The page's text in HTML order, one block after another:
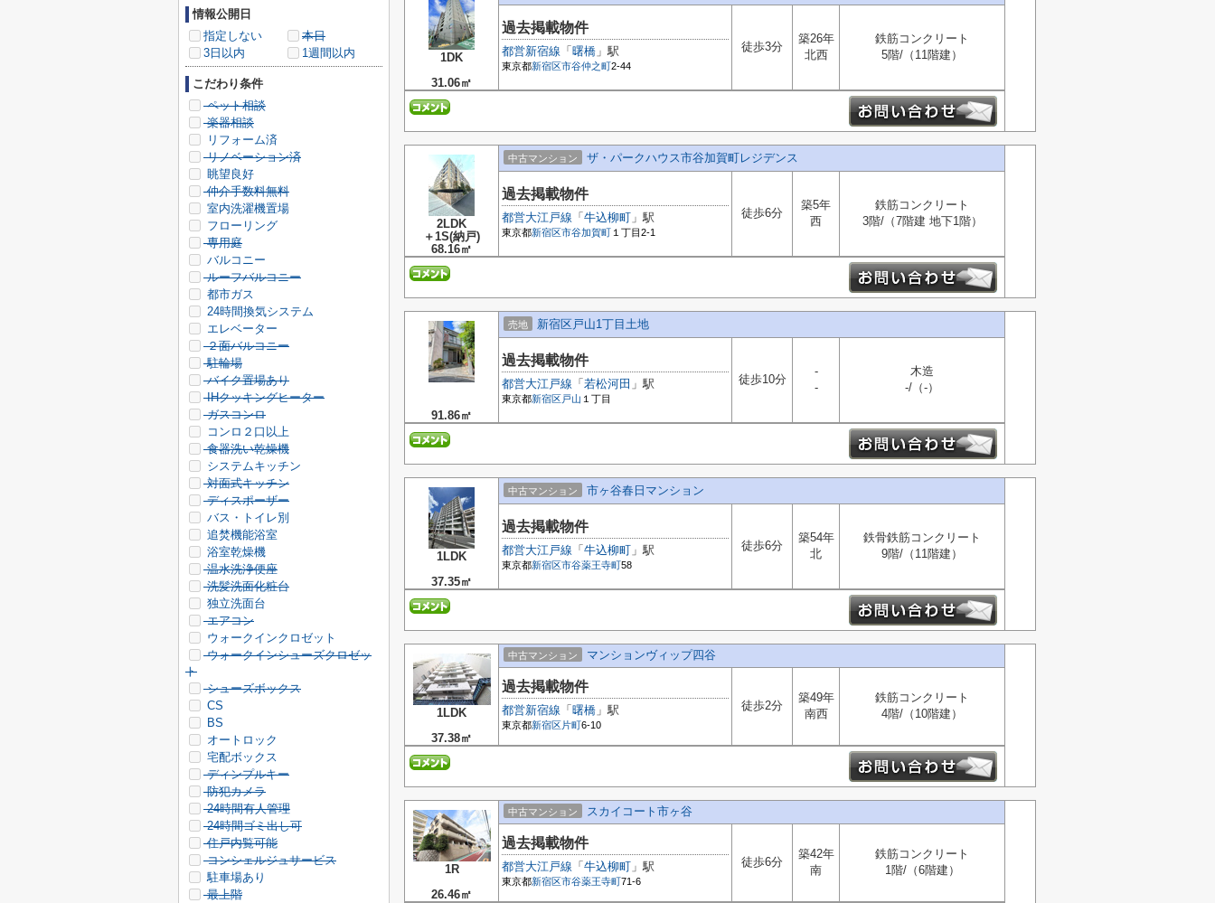
1DK
31.06㎡
過去掲載物件
都営新宿線 「 曙橋 」駅
東京都新宿区市谷仲之町2-44
徒歩3分
築26年
北西
鉄筋コンクリート
5階/（11階建）
2LDK
＋1S(納戸)
68.16㎡
中古マンション ザ・パークハウス市谷加賀町レジデンス
過去掲載物件
都営大江戸線 「 牛込柳町 」駅
東京都新宿区市谷加賀町 １丁目2-1
徒歩6分
築5年
西
鉄筋コンクリート
3階/（7階建 地下1階）
91.86㎡
売地 新宿区戸山1丁目土地
過去掲載物件
都営大江戸線 「 若松河田 」駅
東京都新宿区 戸山 １丁目
徒歩10分
-
-
木造
-/（-）
1LDK
37.35㎡
中古マンション 市ヶ谷春日マンション
過去掲載物件
都営大江戸線 「 牛込柳町 」駅
東京都新宿区市谷薬王寺町58
徒歩6分
築54年
北
鉄骨鉄筋コンクリート
9階/（11階建）
1LDK
37.38㎡
中古マンション マンションヴィップ四谷
過去掲載物件
都営新宿線 「 曙橋 」駅
東京都新宿区 片町6-10
徒歩2分
築49年
南西
鉄筋コンクリート
4階/（10階建）
1R
26.46㎡
中古マンション スカイコート市ヶ谷
過去掲載物件
都営大江戸線 「 牛込柳町 」駅
東京都新宿区市谷薬王寺町71-6
徒歩6分
築42年
南
鉄筋コンクリート
1階/（6階建）
情報公開日
指定しない
本日
3日以内
1週間以内
こだわり条件
ペット相談
楽器相談
リフォーム済
リノベーション済
眺望良好
仲介手数料無料
室内洗濯機置場
フローリング
専用庭
バルコニー
ルーフバルコニー
都市ガス
24時間換気システム
エレベーター
２面バルコニー
駐輪場
バイク置場あり
IHクッキングヒーター
ガスコンロ
コンロ２口以上
食器洗い乾燥機
システムキッチン
対面式キッチン
ディスポーザー
バス・トイレ別
追焚機能浴室
浴室乾燥機
温水洗浄便座
洗髪洗面化粧台
独立洗面台
エアコン
ウォークインクロゼット
ウォークインシューズクロゼッ
ト
シューズボックス
CS
BS
オートロック
宅配ボックス
ディンプルキー
防犯カメラ
24時間有人管理
24時間ゴミ出し可
住戸内覧可能
コンシェルジュサービス
駐車場あり
最上階